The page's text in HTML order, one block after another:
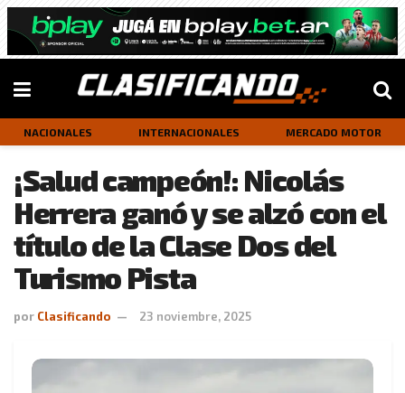
NACIONALES INTERNACIONALES MERCADO MOTOR
¡Salud campeón!: Nicolás
Herrera ganó y se alzó con el
título de la Clase Dos del
Turismo Pista
por Clasificando 23 noviembre, 2025